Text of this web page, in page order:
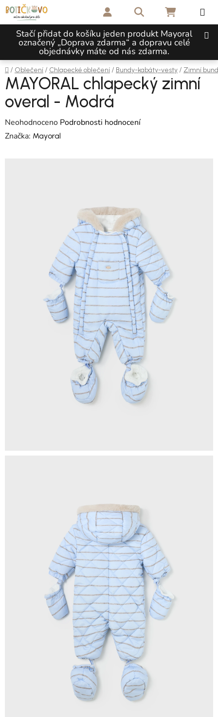
Přejít na obsah
Stačí přidat do košíku jeden produkt Mayoral
označený „Doprava zdarma“ a dopravu celé
objednávky máte od nás zdarma.
Hledat NÁKUPNÍ
Domů
/ Oblečení / Chlapecké oblečení / Bundy-kabáty-vesty / Zimní
MAYORAL chlapecký zimní
overal - Modrá
Průměrné hodnocení produktu je 0,0 z 5 hvězdiček.
Neohodnoceno Podrobnosti hodnocení
Značka: Mayoral